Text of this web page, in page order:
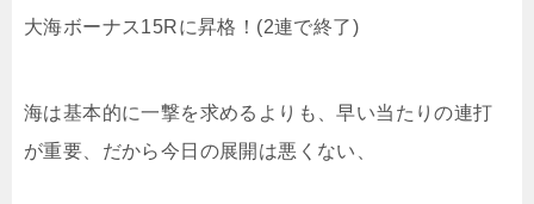
大海ボーナス15Rに昇格！(2連で終了)
海は基本的に一撃を求めるよりも、早い当たりの連打
が重要、だから今日の展開は悪くない、